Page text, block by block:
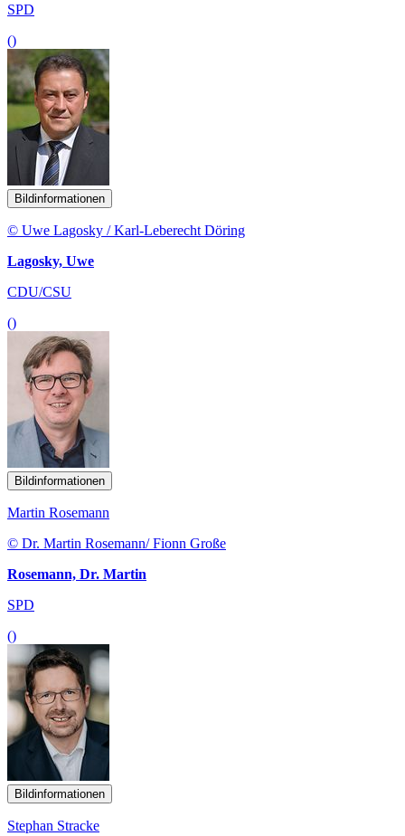
SPD
()
Bildinformationen
© Uwe Lagosky / Karl-Leberecht Döring
Lagosky, Uwe
CDU/CSU
()
Bildinformationen
Martin Rosemann
© Dr. Martin Rosemann/ Fionn Große
Rosemann, Dr. Martin
SPD
()
Bildinformationen
Stephan Stracke